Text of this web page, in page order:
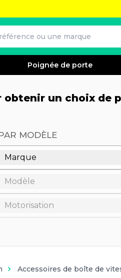
Poignée de porte
un choix de
MODÈLE
Marque
Modèle
Motorisation
Accessoires de boîte de